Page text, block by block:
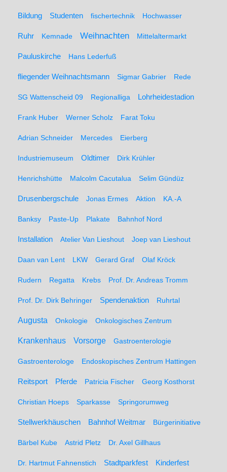
Bildung Studenten fischertechnik Hochwasser
Ruhr Kemnade Weihnachten Mittelaltermarkt
Pauluskirche Hans Lederfuß
fliegender Weihnachtsmann Sigmar Gabrier Rede
SG Wattenscheid 09 Regionalliga Lohrheidestadion
Frank Huber Werner Scholz Farat Toku
Adrian Schneider Mercedes Eierberg
Industriemuseum Oldtimer Dirk Krühler
Henrichshütte Malcolm Cacutalua Selim Gündüz
Drusenbergschule Jonas Ermes Aktion KA.-A
Banksy Paste-Up Plakate Bahnhof Nord
Installation Atelier Van Lieshout Joep van Lieshout
Daan van Lent LKW Gerard Graf Olaf Kröck
Rudern Regatta Krebs Prof. Dr. Andreas Tromm
Prof. Dr. Dirk Behringer Spendenaktion Ruhrtal
Augusta Onkologie Onkologisches Zentrum
Krankenhaus Vorsorge Gastroenterologie
Gastroenterologe Endoskopisches Zentrum Hattingen
Reitsport Pferde Patricia Fischer Georg Kosthorst
Christian Hoeps Sparkasse Springorumweg
Stellwerkhäuschen Bahnhof Weitmar Bürgerinitiative
Bärbel Kube Astrid Pletz Dr. Axel Gillhaus
Dr. Hartmut Fahnenstich Stadtparkfest Kinderfest